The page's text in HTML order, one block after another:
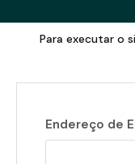
PT EN
Para executar o
Endereço de